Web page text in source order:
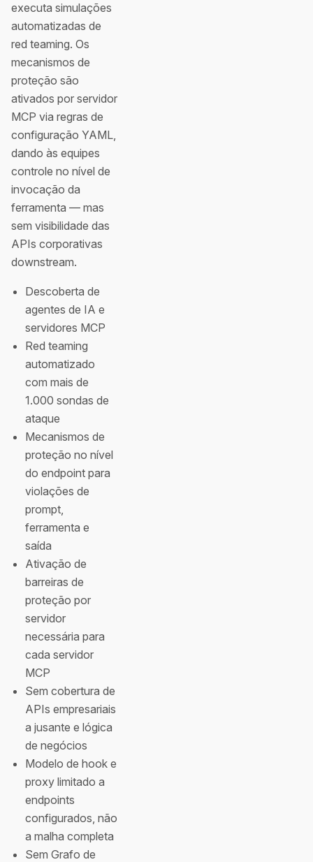
executa simulações
automatizadas de
red teaming. Os
mecanismos de
proteção são
ativados por servidor
MCP via regras de
configuração YAML,
dando às equipes
controle no nível de
invocação da
ferramenta — mas
sem visibilidade das
APIs corporativas
downstream.
Descoberta de
agentes de IA e
servidores MCP
Red teaming
automatizado
com mais de
1.000 sondas de
ataque
Mecanismos de
proteção no nível
do endpoint para
violações de
prompt,
ferramenta e
saída
Ativação de
barreiras de
proteção por
servidor
necessária para
cada servidor
MCP
Sem cobertura de
APIs empresariais
a jusante e lógica
de negócios
Modelo de hook e
proxy limitado a
endpoints
configurados, não
a malha completa
Sem Grafo de